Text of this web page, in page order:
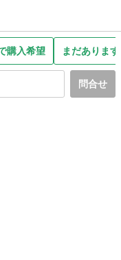
購入希望 まだありま
問合せ